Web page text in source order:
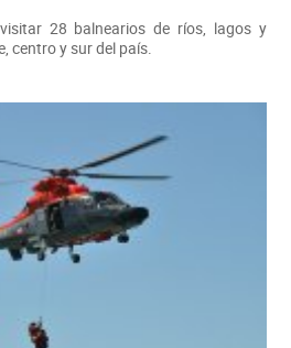
28 balnearios de ríos, lagos y
centro y sur del país.